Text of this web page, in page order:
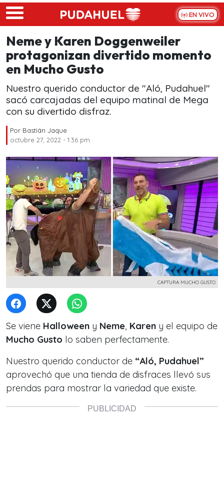
Skip to main content
EN VIVO
Neme y Karen Doggenweiler
protagonizan divertido momento
en Mucho Gusto
Nuestro querido conductor de "Aló, Pudahuel"
sacó carcajadas del equipo matinal de Mega
con su divertido disfraz.
Por Bastián Jaque
octubre 27, 2022 - 1:36 pm
CAPTURA MUCHO GUSTO
Se viene Halloween y Neme, Karen y el equipo de
Mucho Gusto lo saben perfectamente.
Nuestro querido conductor de “Aló, Pudahuel”
aprovechó que una tienda de disfraces llevó sus
prendas para mostrar la variedad que existe.